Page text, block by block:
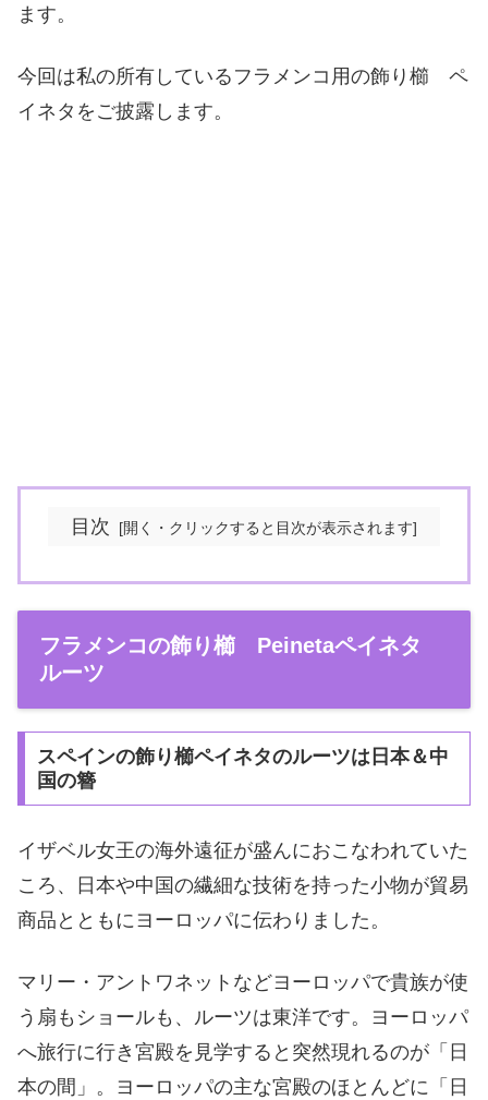
ます。
今回は私の所有しているフラメンコ用の飾り櫛 ペ
イネタをご披露します。
目次
フラメンコの飾り櫛 Peinetaペイネタ
ルーツ
スペインの飾り櫛ペイネタのルーツは日本＆中
国の簪
イザベル女王の海外遠征が盛んにおこなわれていた
ころ、日本や中国の繊細な技術を持った小物が貿易
商品とともにヨーロッパに伝わりました。
マリー・アントワネットなどヨーロッパで貴族が使
う扇もショールも、ルーツは東洋です。ヨーロッパ
へ旅行に行き宮殿を見学すると突然現れるのが「日
本の間」。ヨーロッパの主な宮殿のほとんどに「日